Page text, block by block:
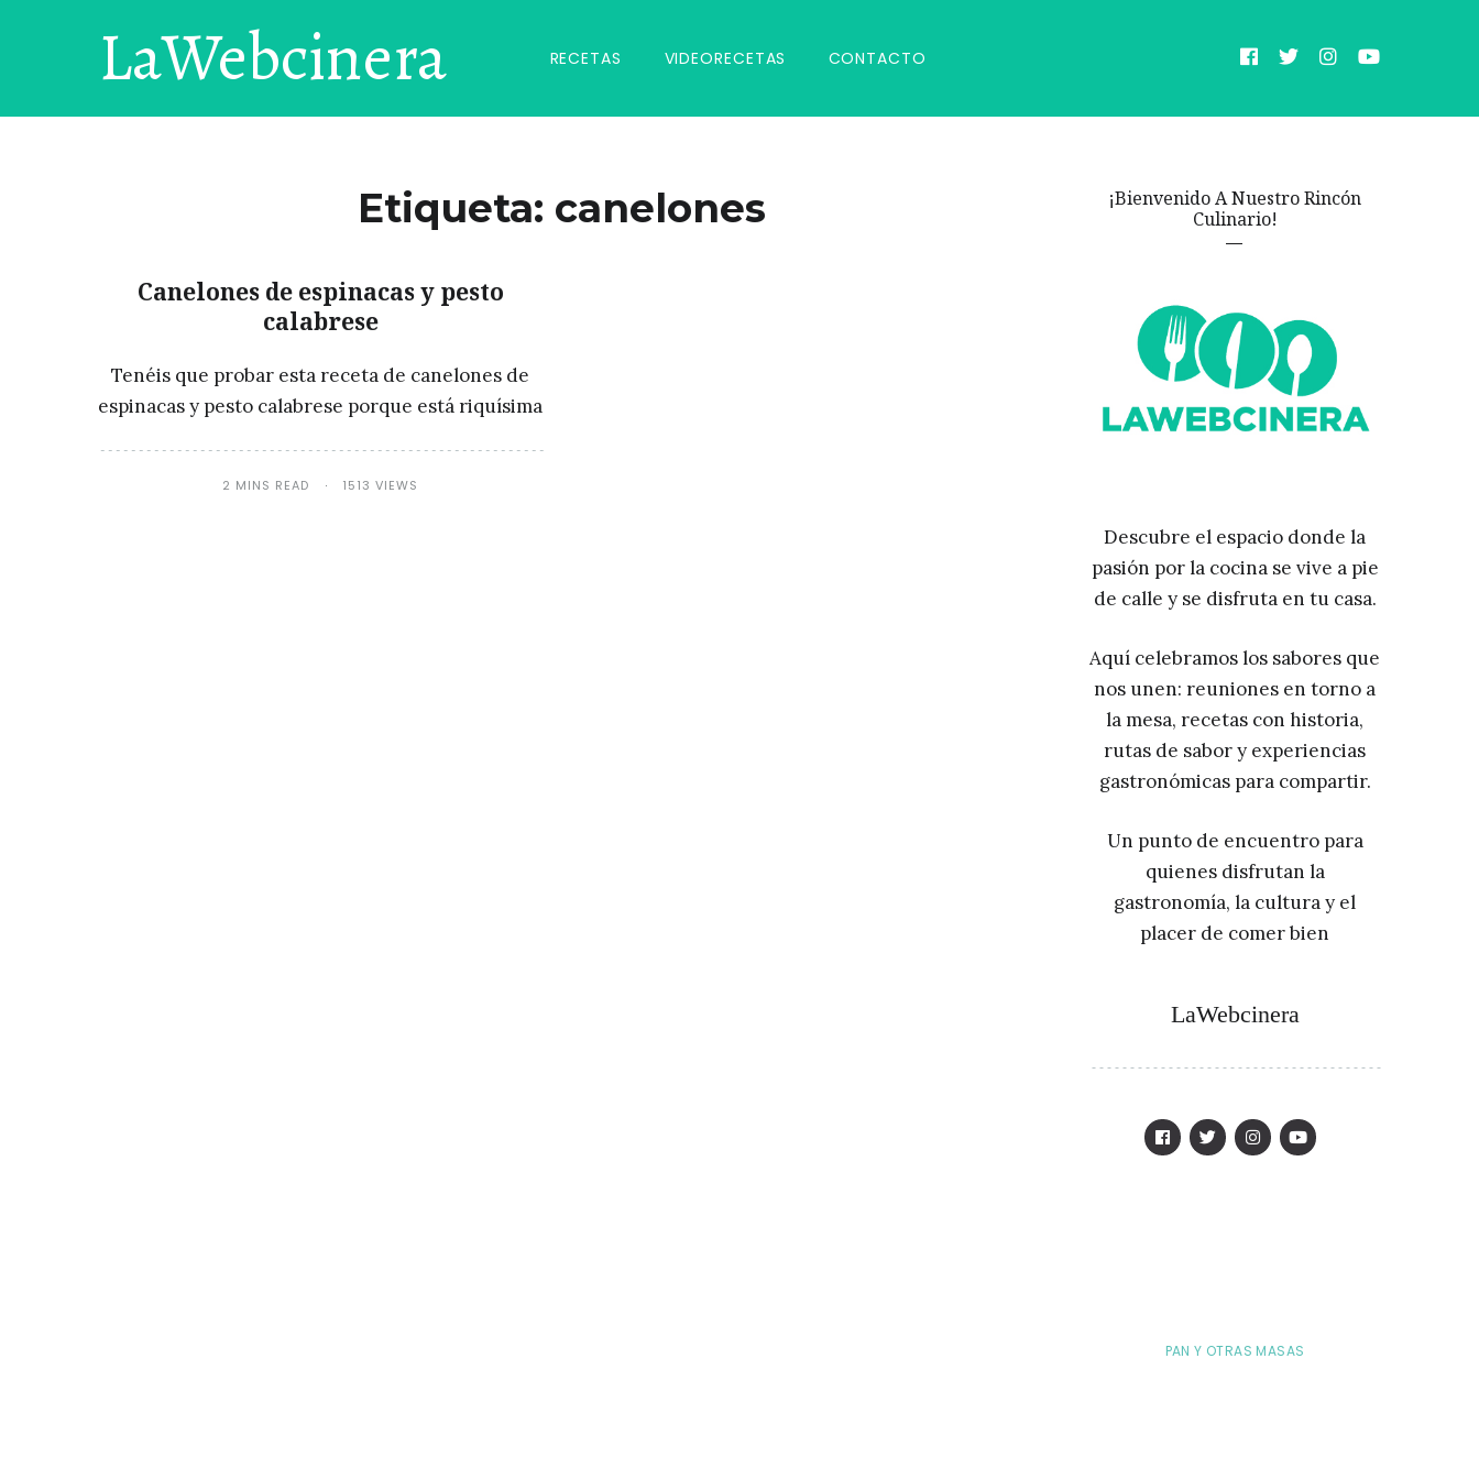
LaWebcinera RECETAS VIDEORECETAS CONTACTO
Etiqueta: canelones
Canelones de espinacas y pesto
calabrese
Tenéis que probar esta receta de canelones de
espinacas y pesto calabrese porque está riquísima
2 MINS READ 1513 VIEWS
¡Bienvenido A Nuestro Rincón
Culinario!
Descubre el espacio donde la
pasión por la cocina se vive a pie
de calle y se disfruta en tu casa.
Aquí celebramos los sabores que
nos unen: reuniones en torno a
la mesa, recetas con historia,
rutas de sabor y experiencias
gastronómicas para compartir.
Un punto de encuentro para
quienes disfrutan la
gastronomía, la cultura y el
placer de comer bien
LaWebcinera
PAN Y OTRAS MASAS